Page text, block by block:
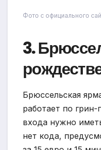
Фото с официального
3.
Брюссельская
работает по
входа нужно
нет кода,